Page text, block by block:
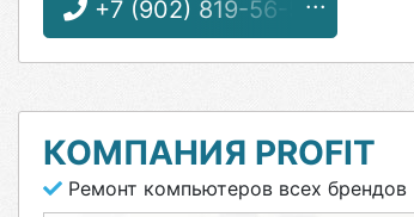
+7 (902) 819-56-56
КОМПАНИЯ PROFIT
Ремонт компьютеров всех брендов